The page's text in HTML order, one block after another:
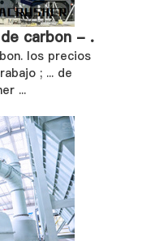
carbon - .
los precios
; ... de
...